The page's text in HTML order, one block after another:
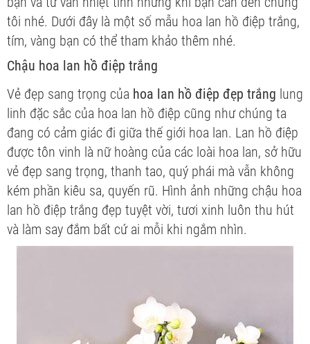
tôi nhé. Dưới đây là một số mẫu hoa lan hồ điệp trắng,
tím, vàng bạn có thể tham khảo thêm nhé.
Chậu hoa lan hồ điệp trắng
Vẻ đẹp sang trọng của hoa lan hồ điệp đẹp trắng lung
linh đặc sắc của hoa lan hồ điệp cũng như chúng ta
đang có cảm giác đi giữa thế giới hoa lan. Lan hồ điệp
được tôn vinh là nữ hoàng của các loài hoa lan, sở hữu
vẻ đẹp sang trọng, thanh tao, quý phái mà vẫn không
kém phần kiêu sa, quyến rũ. Hình ảnh những chậu hoa
lan hồ điệp trắng đẹp tuyệt vời, tươi xinh luôn thu hút
và làm say đắm bất cứ ai mỗi khi ngắm nhìn.